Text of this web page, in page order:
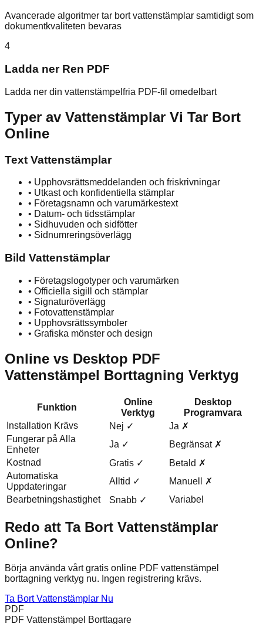
Avancerade algoritmer tar bort vattenstämplar samtidigt som
dokumentkvaliteten bevaras
4
Ladda ner Ren PDF
Ladda ner din vattenstämpelfria PDF-fil omedelbart
Typer av Vattenstämplar Vi Tar Bort
Online
Text Vattenstämplar
• Upphovsrättsmeddelanden och friskrivningar
• Utkast och konfidentiella stämplar
• Företagsnamn och varumärkestext
• Datum- och tidsstämplar
• Sidhuvuden och sidfötter
• Sidnumreringsöverlägg
Bild Vattenstämplar
• Företagslogotyper och varumärken
• Officiella sigill och stämplar
• Signaturöverlägg
• Fotovattenstämplar
• Upphovsrättssymboler
• Grafiska mönster och design
Online vs Desktop PDF
Vattenstämpel Borttagning Verktyg
Funktion
Online
Verktyg
Desktop
Programvara
Installation Krävs
Nej ✓
Ja ✗
Fungerar på Alla
Enheter
Ja ✓
Begränsat ✗
Kostnad
Gratis ✓
Betald ✗
Automatiska
Uppdateringar
Alltid ✓
Manuell ✗
Bearbetningshastighet
Snabb ✓ Variabel
Redo att Ta Bort Vattenstämplar
Online?
Börja använda vårt gratis online PDF vattenstämpel
borttagning verktyg nu. Ingen registrering krävs.
Ta Bort Vattenstämplar Nu
PDF
PDF Vattenstämpel Borttagare